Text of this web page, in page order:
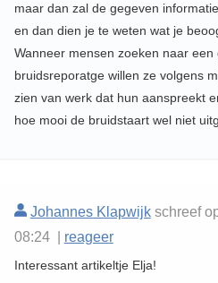
maar dan zal de gegeven
en dan dien je te weten wat je
Wanneer mensen zoeken naar
bruidsreporatge willen ze volgens
zien van werk dat hun aanspreekt
hoe mooi de bruidstaart wel niet
Johannes Klapwijkschreef
08:24 | reageer
Interessant artikeltje Elja!